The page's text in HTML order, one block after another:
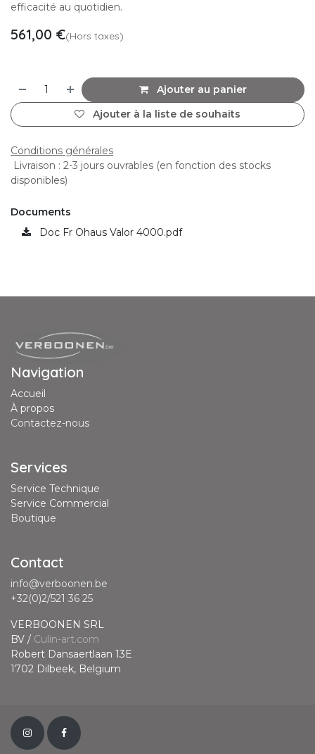
efficacité au quotidien.
561,00 €(Hors taxes)
Ajouter au panier
Ajouter à la liste de souhaits
Conditions générales
Livraison : 2-3 jours ouvrables (en fonction des stocks
disponibles)
Documents
Doc Fr Ohaus Valor 4000.pdf
Navigation
Accueil
À propos
Contactez-nous
Services
Service Technique
Service Commercial
Boutique
Contact
info@verboonen.be
+32(0)2/521 36 25
VERBOONEN SRL
BV / Culin-art.com
Robert Dansaertlaan 13E
1702 Dilbeek, Belgium